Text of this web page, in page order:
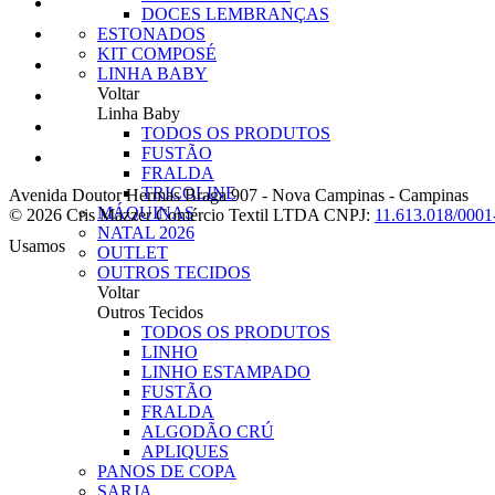
DOCES LEMBRANÇAS
ESTONADOS
KIT COMPOSÉ
LINHA BABY
Voltar
Linha Baby
TODOS OS PRODUTOS
FUSTÃO
FRALDA
TRICOLINE
MÁQUINAS
NATAL 2026
OUTLET
OUTROS TECIDOS
Voltar
Outros Tecidos
TODOS OS PRODUTOS
LINHO
LINHO ESTAMPADO
FUSTÃO
FRALDA
ALGODÃO CRÚ
APLIQUES
PANOS DE COPA
SARJA
Avenida Doutor Hermas Braga 907 - Nova Campinas - Campinas
© 2026 Cris Mazzer Comércio Textil LTDA CNPJ: 11.613.018/
Usamos